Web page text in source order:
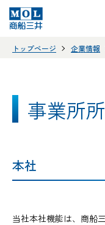
トップページ 企業情報
事業所
本社
当社本社機能は、商船